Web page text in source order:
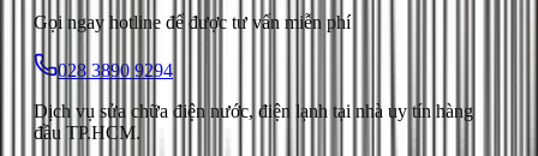
Gọi ngay hotline để được tư vấn miễn phí
028 3890 9294
Dịch vụ sửa chữa điện nước, điện lạnh tại nhà uy tín hàng
đầu TP.HCM.